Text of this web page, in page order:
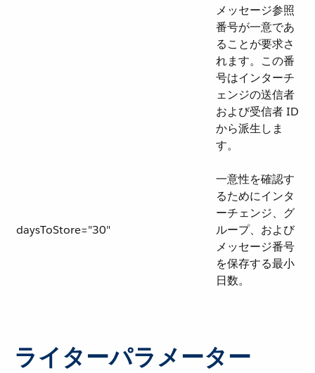
メッセージ参照
番号が一意であ
ることが要求さ
れます。この番
号はインターチ
ェンジの送信者
および受信者 ID
から派生しま
す。
daysToStore="30"
一意性を確認す
るためにインタ
ーチェンジ、グ
ループ、および
メッセージ番号
を保存する最小
日数。
ライターパラメーター